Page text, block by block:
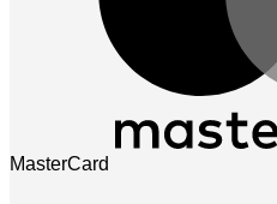
MasterCard